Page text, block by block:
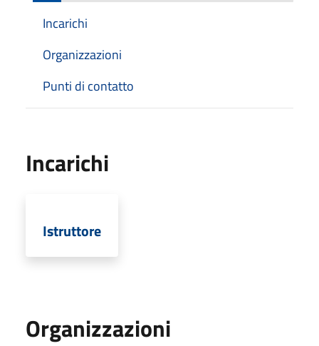
Incarichi
Organizzazioni
Punti di contatto
Incarichi
Istruttore
Organizzazioni